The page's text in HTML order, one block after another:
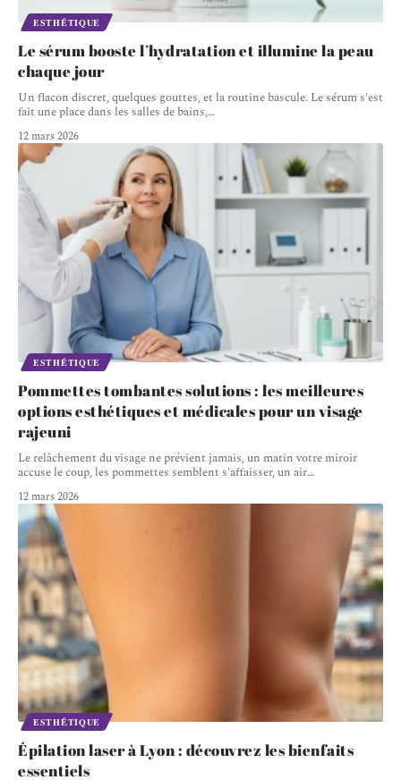
ESTHÉTIQUE
Le sérum booste l’hydratation et illumine la peau
chaque jour
Un flacon discret, quelques gouttes, et la routine bascule. Le sérum s'est
fait une place dans les salles de bains,…
12 mars 2026
ESTHÉTIQUE
Pommettes tombantes solutions : les meilleures
options esthétiques et médicales pour un visage
rajeuni
Le relâchement du visage ne prévient jamais, un matin votre miroir
accuse le coup, les pommettes semblent s'affaisser, un air…
12 mars 2026
ESTHÉTIQUE
Épilation laser à Lyon : découvrez les bienfaits
essentiels